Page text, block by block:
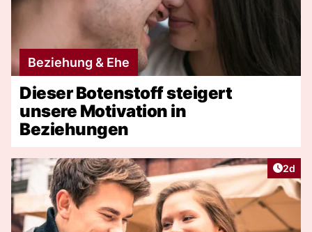
Beziehung & Ehe
Dieser Botenstoff steigert
unsere Motivation in
Beziehungen
2d